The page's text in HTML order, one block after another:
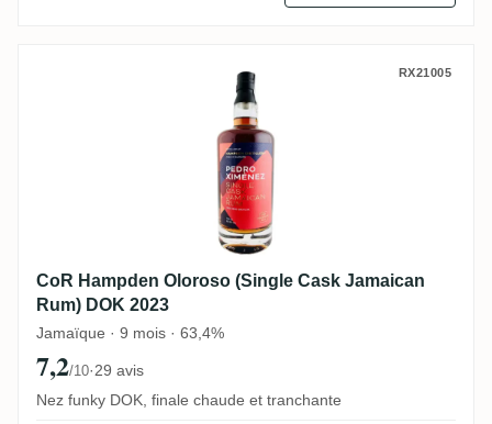
CoR Hampden Oloroso (Single CaskRX21005
CoR Hampden Oloroso (Single Cask Jamaican
Rum) DOK 2023
Jamaïque · 9 mois · 63,4%
7,2/10·29 avis
Nez funky DOK, finale chaude et tranchante